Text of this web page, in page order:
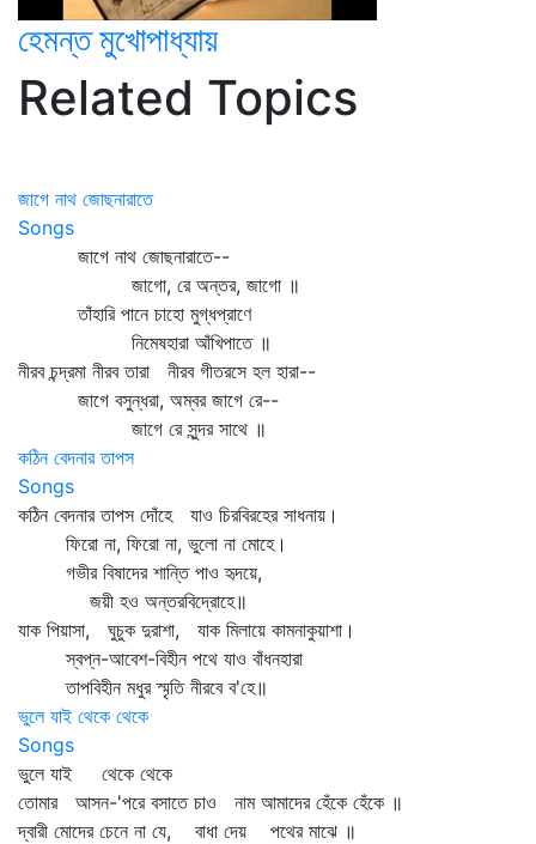
হেমন্ত মুখোপাধ্যায়
Related Topics
জাগে নাথ জোছনারাতে
Songs
জাগে নাথ জোছনারাতে--
জাগো, রে অন্তর, জাগো ॥
তাঁহারি পানে চাহো মুগ্ধপ্রাণে
নিমেষহারা আঁখিপাতে ॥
নীরব চন্দ্রমা নীরব তারা নীরব গীতরসে হল হারা--
জাগে বসুন্ধরা, অম্বর জাগে রে--
জাগে রে সুন্দর সাথে ॥
কঠিন বেদনার তাপস
Songs
কঠিন বেদনার তাপস দোঁহে যাও চিরবিরহের সাধনায়।
ফিরো না, ফিরো না, ভুলো না মোহে।
গভীর বিষাদের শান্তি পাও হৃদয়ে,
জয়ী হও অন্তরবিদ্রোহে॥
যাক পিয়াসা, ঘুচুক দুরাশা, যাক মিলায়ে কামনাকুয়াশা।
স্বপ্ন-আবেশ-বিহীন পথে যাও বাঁধনহারা
তাপবিহীন মধুর স্মৃতি নীরবে ব'হে॥
ভুলে যাই থেকে থেকে
Songs
ভুলে যাই থেকে থেকে
তোমার আসন-'পরে বসাতে চাও নাম আমাদের হেঁকে হেঁকে ॥
দ্বারী মোদের চেনে না যে, বাধা দেয় পথের মাঝে ॥